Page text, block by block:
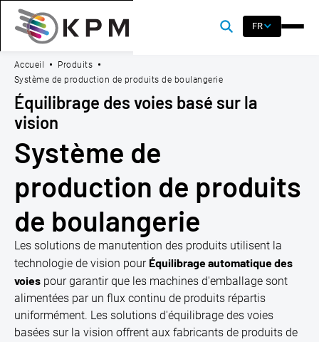
FR
Accueil
Produits
Système de production de produits de boulangerie
Équilibrage des voies basé sur la
vision
Système de
production de produits
de boulangerie
Les solutions de manutention des produits utilisent la
technologie de vision pour Équilibrage automatique des
voies pour garantir que les machines d'emballage sont
alimentées par un flux continu de produits répartis
uniformément. Les solutions d'équilibrage des voies
basées sur la vision offrent aux fabricants de produits de